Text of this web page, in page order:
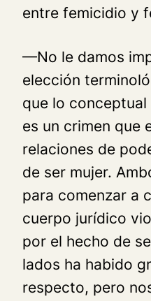
entre femicidio y
—No le damos
elección
que lo
es un crimen que
relaciones de
de ser mujer.
para comenzar a
cuerpo jurídico
por el hecho de
lados ha habido
respecto, pero